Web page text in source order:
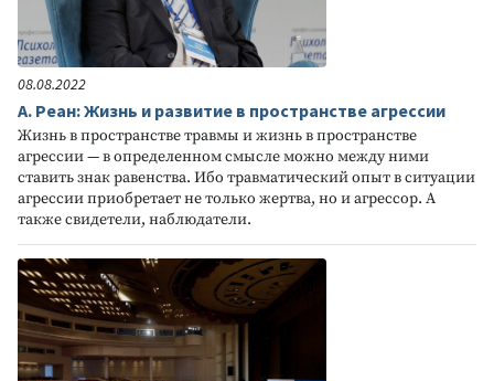
08.08.2022
А. Реан: Жизнь и развитие в пространстве агрессии
Жизнь в пространстве травмы и жизнь в пространстве
агрессии — в определенном смысле можно между ними
ставить знак равенства. Ибо травматический опыт в ситуации
агрессии приобретает не только жертва, но и агрессор. А
также свидетели, наблюдатели.